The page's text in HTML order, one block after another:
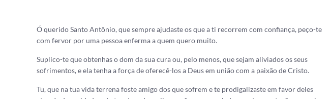
Ó querido Santo Antônio, que sempre ajudaste os que a ti recorrem com confiança, peço-te
com fervor por uma pessoa enferma a quem quero muito.
Suplico-te que obtenhas o dom da sua cura ou, pelo menos, que sejam aliviados os seus
sofrimentos, e ela tenha a força de oferecê-los a Deus em união com a paixão de Cristo.
Tu, que na tua vida terrena foste amigo dos que sofrem e te prodigalizaste em favor deles